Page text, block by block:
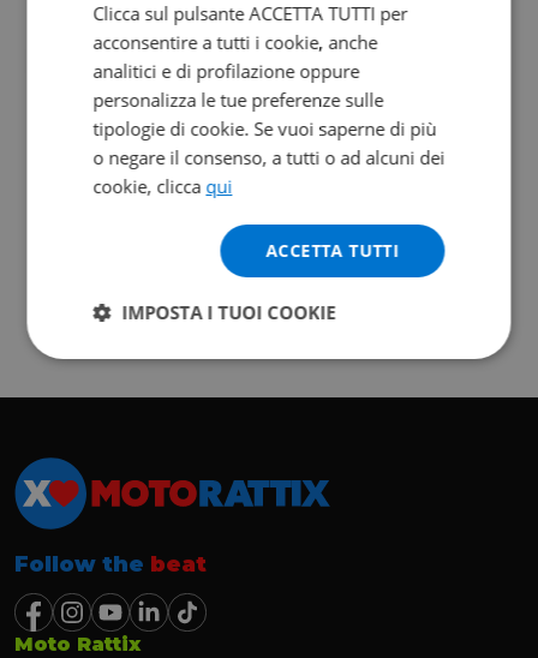
Follow the beat
Moto Rattix
Clicca sul pulsante ACCETTA TUTTI per
acconsentire a tutti i cookie, anche
analitici e di profilazione oppure
personalizza le tue preferenze sulle
tipologie di cookie. Se vuoi saperne di più
o negare il consenso, a tutti o ad alcuni dei
cookie, clicca qui
ACCETTA TUTTI
IMPOSTA I TUOI COOKIE